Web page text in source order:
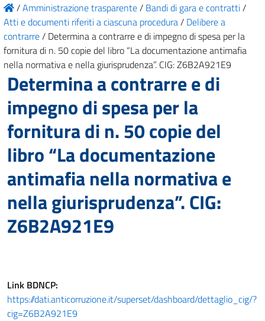
/Amministrazione trasparente/ Bandi di gara e contratti/
Atti e documenti riferiti a ciascuna procedura/ Delibere a
contrarre/ Determina a contrarre e di impegno di spesa per la
fornitura di n. 50 copie del libro “La documentazione antimafia
nella normativa e nella giurisprudenza”. CIG: Z6B2A921E9
Determina a contrarre e di
impegno di spesa per la
fornitura di n. 50 copie del
libro “La documentazione
antimafia nella normativa e
nella giurisprudenza”. CIG:
Z6B2A921E9
Link BDNCP:
https://dati.anticorruzione.it/superset/dashboard/dettaglio_cig/?
cig=Z6B2A921E9